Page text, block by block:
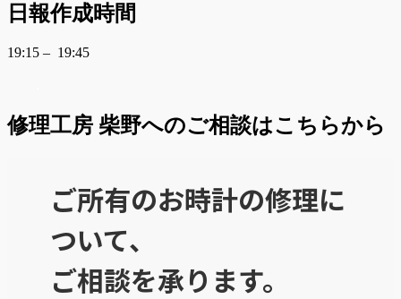
日報作成時間
19:15 – 19:45
修理工房 柴野へのご相談はこちらから